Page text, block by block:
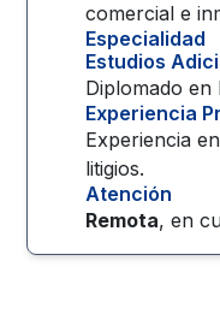
comercial e
Especialidad
Estudios
Diplomado en
Experiencia
Experiencia
litigios.
Atención
Remota, en